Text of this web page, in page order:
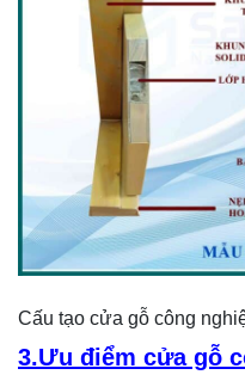
Cấu tạo cửa gỗ công
3.Ưu điểm cửa gỗ